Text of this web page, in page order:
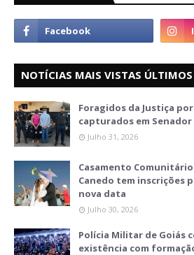
NOTÍCIAS MAIS VISTAS
Foragidos da Justiça
capturados em Senador
Julho 31, 2026
Casamento Comunitário
Canedo tem inscrições
nova data
Julho 30, 2026
Polícia Militar de Goiás
existência com